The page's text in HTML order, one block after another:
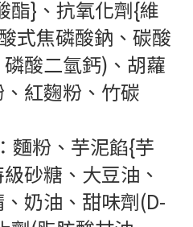
酯}、抗氧化劑{維
式焦磷酸鈉、碳酸
酸二氫鈣)、胡蘿
紅麴粉、竹碳
麵粉、芋泥餡{芋
砂糖、大豆油、
奶油、甜味劑(D-